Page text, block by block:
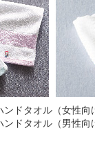
ンドタオル（女性向
ンドタオル（男性向